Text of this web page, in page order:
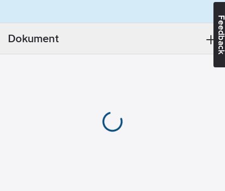
Standard:
Dokument